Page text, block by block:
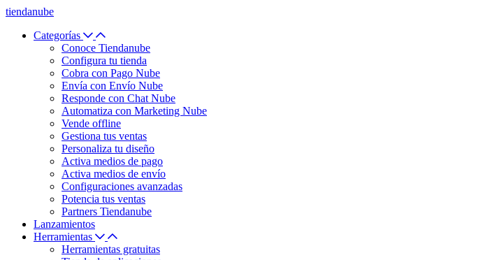
tiendanube
Categorías
Conoce Tiendanube
Configura tu tienda
Cobra con Pago Nube
Envía con Envío Nube
Responde con Chat Nube
Automatiza con Marketing Nube
Vende offline
Gestiona tus ventas
Personaliza tu diseño
Activa medios de pago
Activa medios de envío
Configuraciones avanzadas
Potencia tus ventas
Partners Tiendanube
Lanzamientos
Herramientas
Herramientas gratuitas